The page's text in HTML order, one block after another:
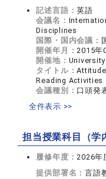
記述言語：英語
会議名：
Disciplines
国際・国内会議：
開催年月：2015年
開催地：
タイトル：
Reading Activities
会議種別： 口頭発
全件表示 >>
担当授業科目（学
履修年度：2026年
提供部署名：言語